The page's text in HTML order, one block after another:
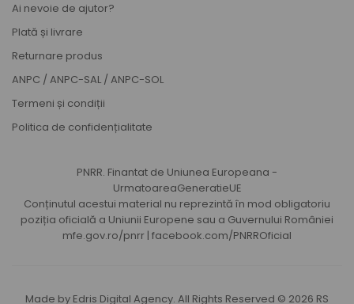
Ai nevoie de ajutor?
Plată și livrare
Returnare produs
ANPC / ANPC-SAL / ANPC-SOL
Termeni și condiții
Politica de confidențialitate
PNRR. Finantat de Uniunea Europeana -
UrmatoareaGeneratieUE
Conținutul acestui material nu reprezintă în mod obligatoriu
poziția oficială a Uniunii Europene sau a Guvernului României
mfe.gov.ro/pnrr | facebook.com/PNRROficial
Made by Edris Digital Agency. All Rights Reserved © 2026 RS